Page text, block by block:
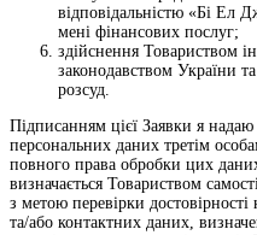
відповідальністю «Бі Ел
мені фінансових послуг;
здійснення Товариством
законодавством України
розсуд.
Підписанням цієї Заявки я
персональних даних третім
повного права обробки цих
визначається Товариством
з метою перевірки
та/або контактних даних,